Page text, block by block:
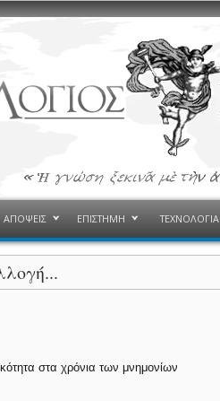
ΑΠΟΨΕΙΣ ΕΠΙΣΤΗΜΗ ΤΕΧΝΟΛΟΓΙΑ
στα χρόνια των μνημονίων